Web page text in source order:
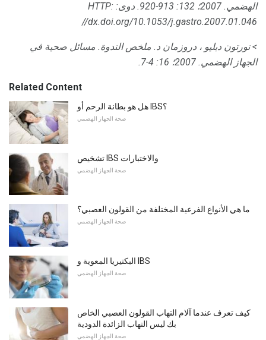
الهضمي. 2007؛ 132: 913-920.
دوى: HTTP:
//dx.doi.org/10.1053/j.gastro.2007.01.046
> نورتون دبليو ، دروزمان د. ملخص الندوة. مسائل صحية في
الجهاز الهضمي. 2007؛ 16: 4-7.
Related Content
هل هو بطانة الرحم أو IBS؟
صحة الجهاز الهضمي
تشخيص IBS والاختبارات
صحة الجهاز الهضمي
ما هي الأنواع الفرعية المختلفة من القولون العصبي؟
صحة الجهاز الهضمي
البكتيريا المعوية و IBS
صحة الجهاز الهضمي
كيف تعرف عندما آلام التهاب القولون العصبي الخاص
بك ليس التهاب الزائدة الدودية
صحة الجهاز الهضمي